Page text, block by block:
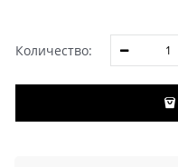
Количество: